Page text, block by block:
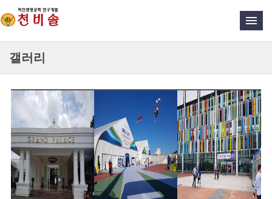
갤러리